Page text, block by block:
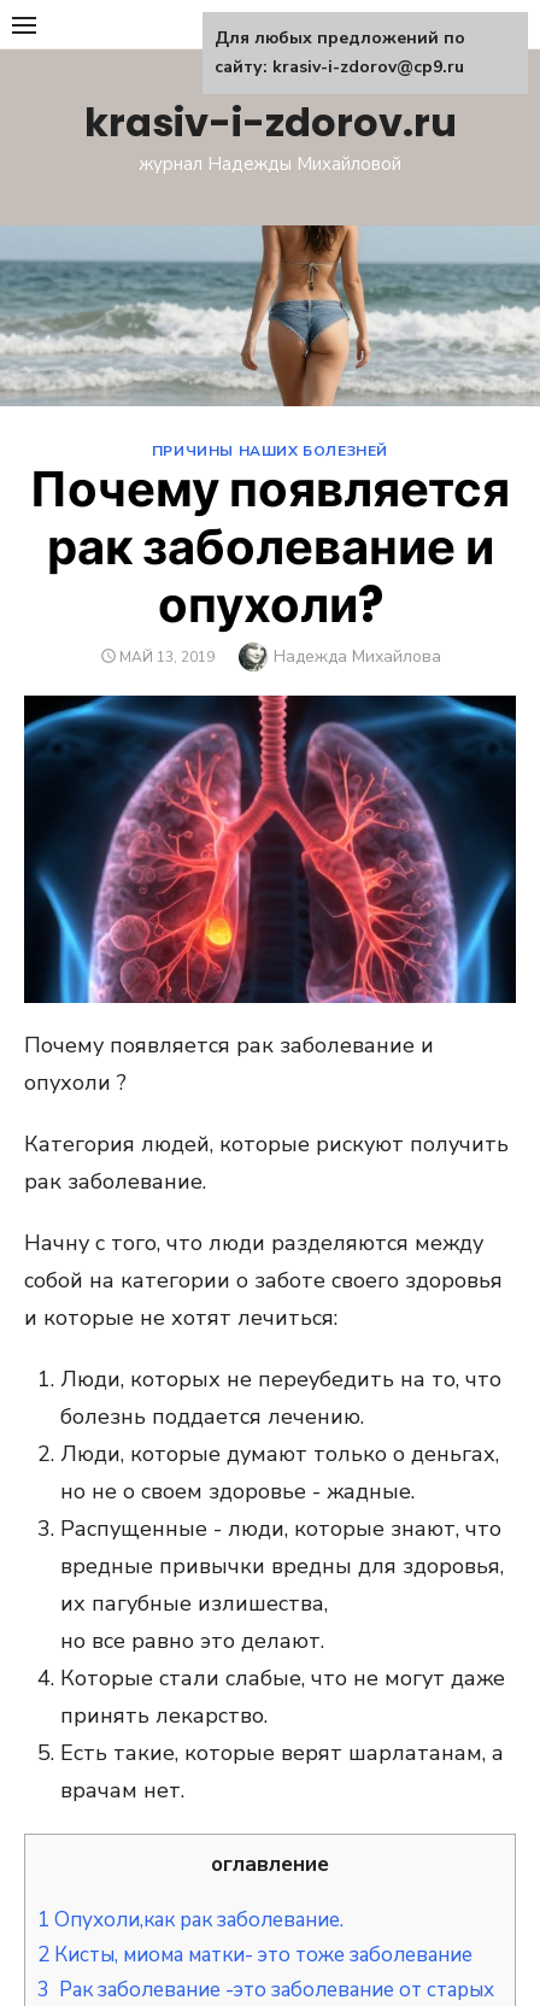
Перейти
к
krasiv-i-zdorov.ru
журнал Надежды Михайловой
ПРИЧИНЫ НАШИХ БОЛЕЗНЕЙ
Почему появляется
рак заболевание и
опухоли?
ОПУБЛИКОВАНО
МАЙ 13, 2019 Автор
Надежда Михайлова
Почему появляется рак заболевание и
опухоли ?
Категория людей, которые рискуют получить
рак заболевание.
Начну с того, что люди разделяются между
собой на категории о заботе своего здоровья
и которые не хотят лечиться:
Люди, которых не переубедить на то, что
болезнь поддается лечению.
Люди, которые думают только о деньгах,
но не о своем здоровье - жадные.
Распущенные - люди, которые знают, что
вредные привычки вредны для здоровья,
их пагубные излишества,
но все равно это делают.
Которые стали слабые, что не могут даже
принять лекарство.
Есть такие, которые верят шарлатанам, а
врачам нет.
оглавление
1 Опухоли,как рак заболевание.
2 Кисты, миома матки- это тоже заболевание
3 Рак заболевание -это заболевание от старых
Для любых предложений по
сайту: krasiv-i-zdorov@cp9.ru